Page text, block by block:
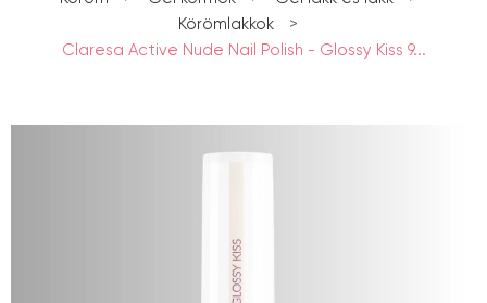
Körömlakkok
>
Claresa Active Nude Nail Polish - Glossy Kiss 9...